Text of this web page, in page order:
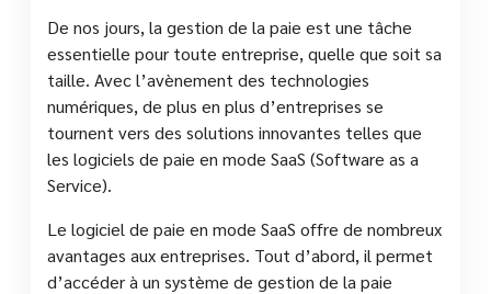
De nos jours, la gestion de la paie est une tâche
essentielle pour toute entreprise, quelle que soit sa
taille. Avec l’avènement des technologies
numériques, de plus en plus d’entreprises se
tournent vers des solutions innovantes telles que
les logiciels de paie en mode SaaS (Software as a
Service).
Le logiciel de paie en mode SaaS offre de nombreux
avantages aux entreprises. Tout d’abord, il permet
d’accéder à un système de gestion de la paie